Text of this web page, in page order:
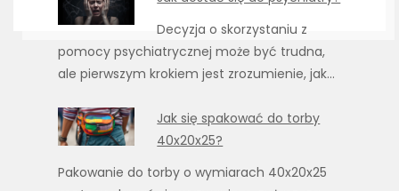
Decyzja o skorzystaniu z
pomocy psychiatrycznej może być trudna,
ale pierwszym krokiem jest zrozumienie, jak…
Jak się spakować do torby
40x20x25?
Pakowanie do torby o wymiarach 40x20x25